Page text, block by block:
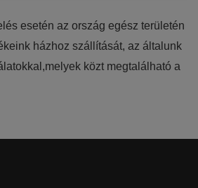
esetén az ország egész területén
házhoz szállítását, az általunk
közt megtalálható a